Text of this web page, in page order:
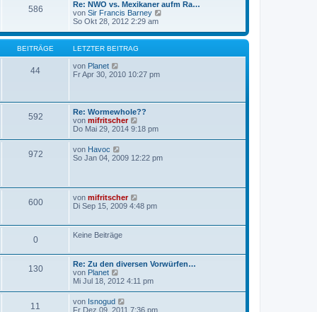
t
e
r
B
e
i
t
a
586
Re: NWO vs. Mexikaner aufm Ra…
von Sir Francis Barney
e
t
So Okt 28, 2012 2:29 am
BEITRÄGE LETZTER BEITRAG
44 von Planet
e
t
e
r
B
e
i
t
Fr Apr 30, 2010 10:27 pm
592
Re: Wormewhole??
von mifritscher
e
s
t
B
i
Do Mai 29, 2014 9:18 pm
972 von Havoc
e
t
e
r
e
i
g
So Jan 04, 2009 12:22 pm
600 von mifritscher
e
r
B
i
t
a
Di Sep 15, 2009 4:48 pm
0 Keine Beiträge
130
Re: Zu den diversen Vorwürfen…
von Planet
e
e
s
Mi Jul 18, 2012 4:11 pm
11 von Isnogud
e
Fr Dez 09, 2011 7:36 pm